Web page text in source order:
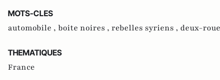
MOTS-CLES
automobile , boite noires , rebelles syriens , deux-
THEMATIQUES
France